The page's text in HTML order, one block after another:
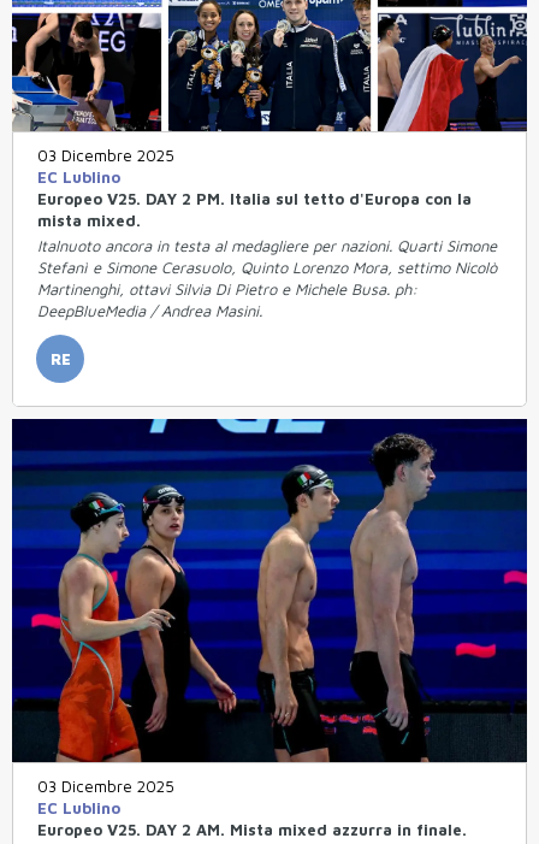
03 Dicembre 2025
EC Lublino
Europeo V25. DAY 2 PM. Italia sul tetto d'Europa con la
mista mixed.
Italnuoto ancora in testa al medagliere per nazioni. Quarti Simone
Stefanì e Simone Cerasuolo, Quinto Lorenzo Mora, settimo Nicolò
Martinenghi, ottavi Silvia Di Pietro e Michele Busa. ph:
DeepBlueMedia / Andrea Masini.
RE
03 Dicembre 2025
EC Lublino
Europeo V25. DAY 2 AM. Mista mixed azzurra in finale.